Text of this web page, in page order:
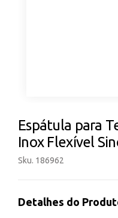
Espátula para
Inox Flexível
Sku. 186962
Detalhes do